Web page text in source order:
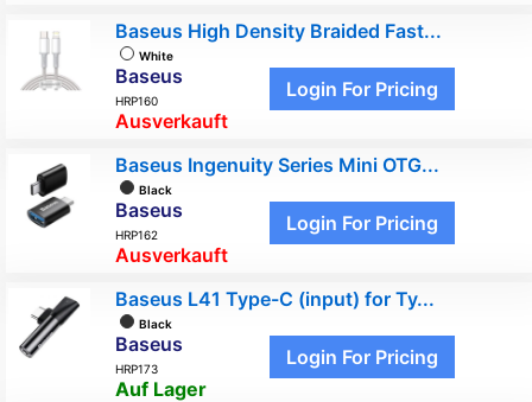
Baseus High Density Braided Fast...
White
Baseus
HRP160
Ausverkauft
Login For Pricing
Baseus Ingenuity Series Mini OTG...
Black
Baseus
HRP162
Ausverkauft
Login For Pricing
Baseus L41 Type-C (input) for Ty...
Black
Baseus
HRP173
Auf Lager
Login For Pricing